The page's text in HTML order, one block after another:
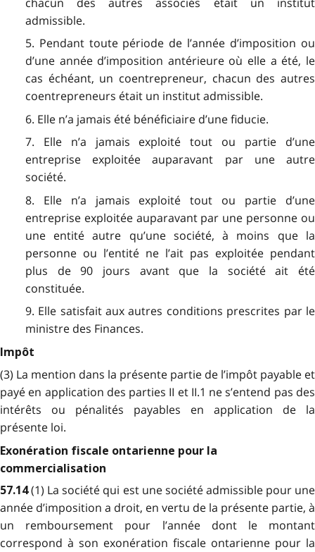
admissible.
5. Pendant toute période de l’année d’imposition ou
d’une année d’imposition antérieure où elle a été, le
cas échéant, un coentrepreneur, chacun des autres
coentrepreneurs était un institut admissible.
6. Elle n’a jamais été bénéficiaire d’une fiducie.
7. Elle n’a jamais exploité tout ou partie d’une
entreprise exploitée auparavant par une autre
société.
8. Elle n’a jamais exploité tout ou partie d’une
entreprise exploitée auparavant par une personne ou
une entité autre qu’une société, à moins que la
personne ou l’entité ne l’ait pas exploitée pendant
plus de 90 jours avant que la société ait été
constituée.
9. Elle satisfait aux autres conditions prescrites par le
ministre des Finances.
Impôt
(3) La mention dans la présente partie de l’impôt payable et
payé en application des parties II et II.1 ne s’entend pas des
intérêts ou pénalités payables en application de la
présente loi.
Exonération fiscale ontarienne pour la
commercialisation
57.14(1) La société qui est une société admissible pour une
année d’imposition a droit, en vertu de la présente partie, à
un remboursement pour l’année dont le montant
correspond à son exonération fiscale ontarienne pour la